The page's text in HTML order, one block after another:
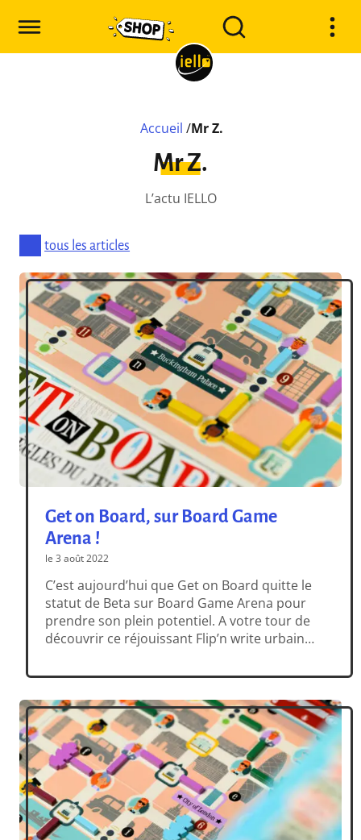
Accueil /Mr Z.
Mr Z.
L’actu IELLO
tous les articles
Get on Board, sur Board Game
Arena !
le 3 août 2022
C’est aujourd’hui que Get on Board quitte le
statut de Beta sur Board Game Arena pour
prendre son plein potentiel. A votre tour de
découvrir ce réjouissant Flip’n write urbain
Dans Get on Board: New York & Londres,
meilleure ligne de […]